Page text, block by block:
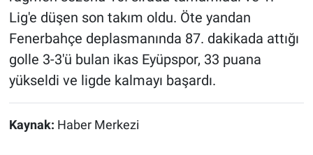
Lig'e düşen son takım oldu. Öte yandan
Fenerbahçe deplasmanında 87. dakikada attığı
golle 3-3'ü bulan ikas Eyüpspor, 33 puana
yükseldi ve ligde kalmayı başardı.
Kaynak: Haber Merkezi